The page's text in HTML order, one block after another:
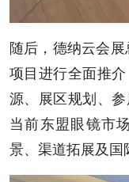
随后，德纳云会
项目进行全面推
源、展区规划、
当前东盟眼镜市
景、渠道拓展及国